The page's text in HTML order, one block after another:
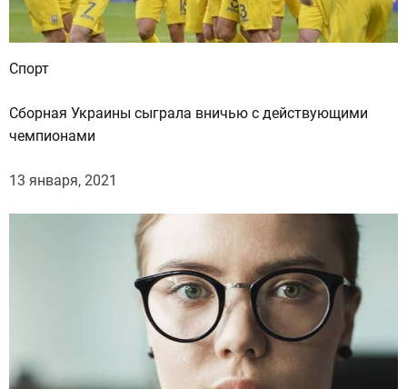
Спорт
Сборная Украины сыграла вничью с действующими
чемпионами
13 января, 2021